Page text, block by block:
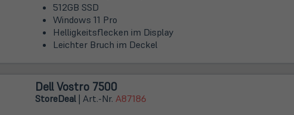
512GB SSD
Windows 11 Pro
Helligkeitsflecken im Display
Leichter Bruch im Deckel
Dell Vostro 7500
StoreDeal| Art.-Nr. A87186